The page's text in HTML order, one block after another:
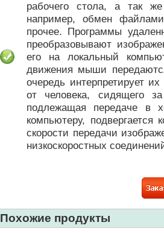
рабочего стола, а так
например, обмен
прочее. Программы
преобразовывают
его на локальный
движения мыши
очередь интерпретирует
от человека, сидящего
подлежащая передаче в
компьютеру,
скорости передачи
низкоскоростных
Похожие продукты